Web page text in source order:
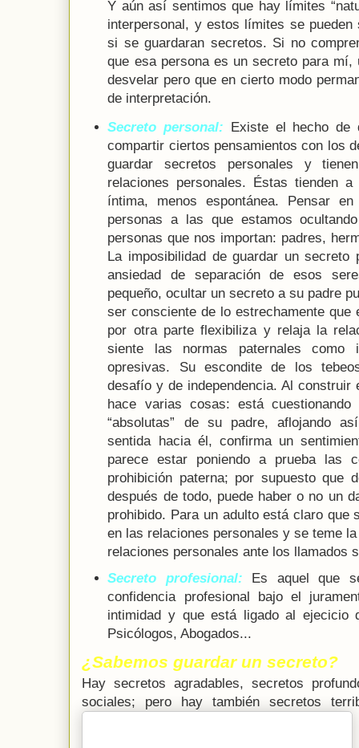
Y aún así sentimos que hay límites
interpersonal, y estos límites se
si se guardaran secretos. Si no
que esa persona es un secreto para
desvelar pero que en cierto modo
de interpretación.
Secreto personal: Existe el hecho de
compartir ciertos pensamientos con los
guardar secretos personales y
relaciones personales. Éstas tienden
íntima, menos espontánea. Pensar
personas a las que estamos
personas que nos importan: padres,
La imposibilidad de guardar un
ansiedad de separación de esos
pequeño, ocultar un secreto a su padre
ser consciente de lo estrechamente
por otra parte flexibiliza y relaja la
siente las normas paternales como
opresivas. Su escondite de los
desafío y de independencia. Al construir
hace varias cosas: está
“absolutas” de su padre, aflojando
sentida hacia él, confirma un
parece estar poniendo a prueba las
prohibición paterna; por supuesto que
después de todo, puede haber o no un
prohibido. Para un adulto está claro que
en las relaciones personales y se teme
relaciones personales ante los llamados
Secreto profesional: Es aquel que
confidencia profesional bajo el
intimidad y que está ligado al ejecicio
Psicólogos, Abogados...
¿Sabemos guardar un secreto?
Hay secretos agradables, secretos
sociales; pero hay también secretos